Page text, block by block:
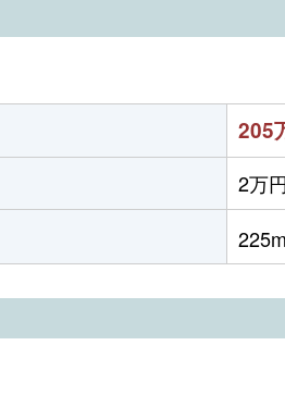
205
2万円
225m